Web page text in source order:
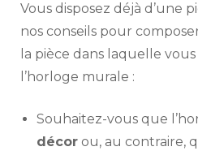
Vous disposez déjà d’une
nos conseils pour
la pièce dans laquelle
l’horloge murale :
Souhaitez-vous que
décor ou, au contraire,